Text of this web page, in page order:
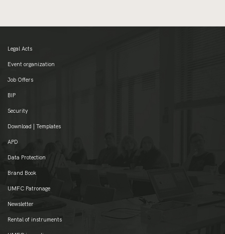
Legal Acts
Event organization
Job Offers
BIP
Security
Download | Templates
APD
Data Protection
Brand Book
UMFC Patronage
Newsletter
Rental of instruments